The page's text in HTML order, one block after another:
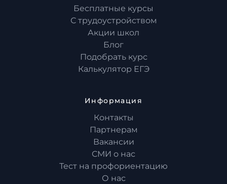
Бесплатные курсы
С трудоустройством
Акции школ
Блог
Подобрать курс
Калькулятор ЕГЭ
Информация
Контакты
Партнерам
Вакансии
СМИ о нас
Тест на профориентацию
О нас